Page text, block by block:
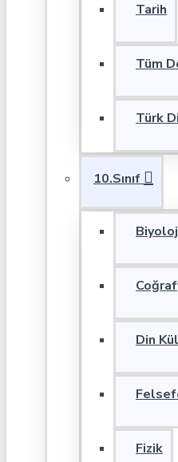
Tarih
Tüm
Türk
10.Sınıf
Din
Fizik